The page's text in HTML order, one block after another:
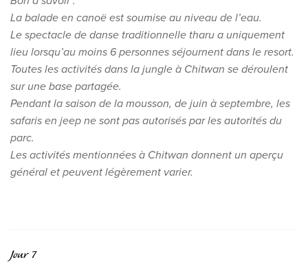
La balade en canoë est soumise au niveau de l’eau.
Le spectacle de danse traditionnelle tharu a uniquement
lieu lorsqu’au moins 6 personnes séjournent dans le resort.
Toutes les activités dans la jungle à Chitwan se déroulent
sur une base partagée.
Pendant la saison de la mousson, de juin à septembre, les
safaris en jeep ne sont pas autorisés par les autorités du
parc.
Les activités mentionnées à Chitwan donnent un aperçu
général et peuvent légèrement varier.
Jour 7